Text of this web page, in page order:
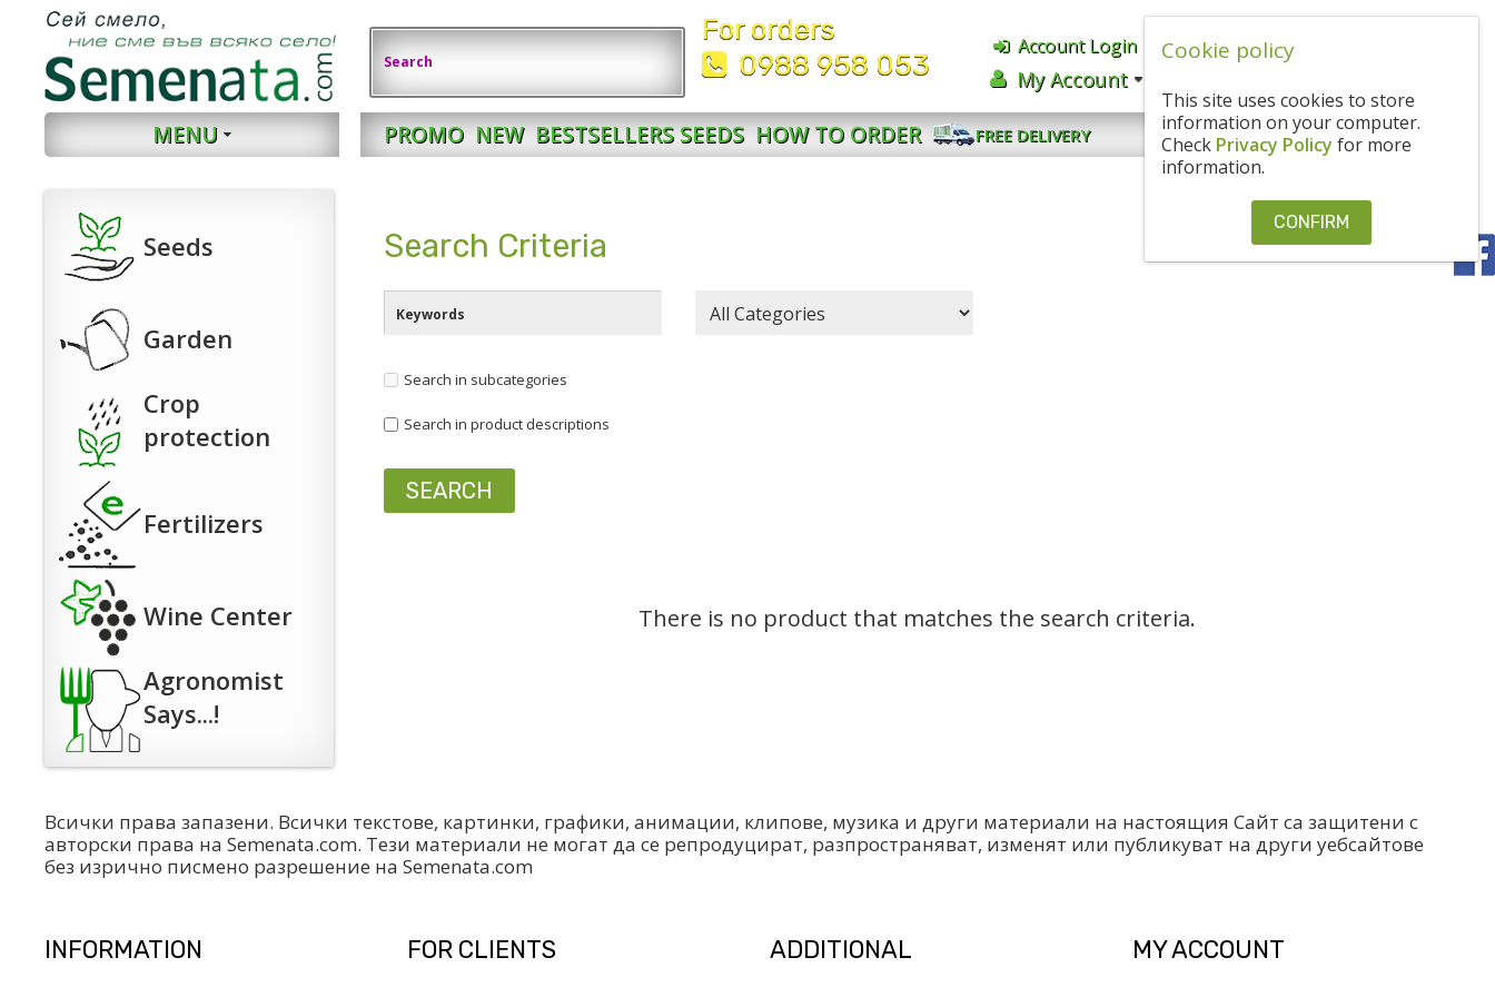
Cookie policy
This site uses cookies to store
information on your computer.
Check Privacy Policy for more
information.
CONFIRM
For orders
0988 958 053
Account Login
My Account
MENU PROMO NEW BESTSELLERS SEEDS HOW TO ORDER FREE DELIVERY CONTACT US
Search Criteria
Search in subcategories
Search in product descriptions
There is no product that matches the search criteria.
Seeds
Garden
Crop
protection
Fertilizers
Wine Center
Agronomist
Says...!
Всички права запазени. Всички текстове, картинки, графики, анимации, клипове, музика и други материали на настоящия Сайт са защитени с
авторски права на Semenata.com. Тези материали не могат да се репродуцират, разпространяват, изменят или публикуват на други уебсайтове
без изрично писмено разрешение на Semenata.com
INFORMATION FOR CLIENTS ADDITIONAL MY ACCOUNT